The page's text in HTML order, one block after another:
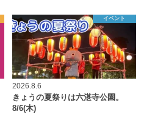
イベント
2026.8.6
きょうの夏祭りは六湛寺公園。
8/6(木)